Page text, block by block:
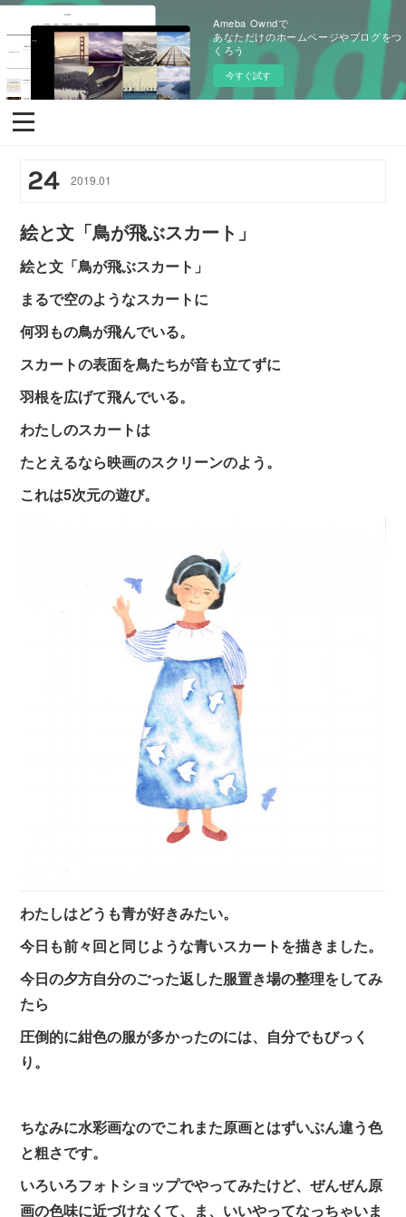
Ameba Owndで
あなただけのホームページやブログをつ
くろう
今すぐ試す
24 2019.01
絵と文「鳥が飛ぶスカート」
絵と文「鳥が飛ぶスカート」
まるで空のようなスカートに
何羽もの鳥が飛んでいる。
スカートの表面を鳥たちが音も立てずに
羽根を広げて飛んでいる。
わたしのスカートは
たとえるなら映画のスクリーンのよう。
これは5次元の遊び。
わたしはどうも青が好きみたい。
今日も前々回と同じような青いスカートを描きました。
今日の夕方自分のごった返した服置き場の整理をしてみ
たら
圧倒的に紺色の服が多かったのには、自分でもびっく
り。
ちなみに水彩画なのでこれまた原画とはずいぶん違う色
と粗さです。
いろいろフォトショップでやってみたけど、ぜんぜん原
画の色味に近づけなくて、ま、いいやってなっちゃいま